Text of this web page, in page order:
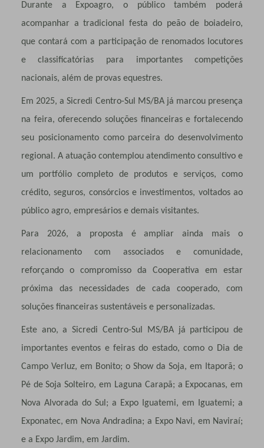
Durante a Expoagro, o público também poderá
acompanhar a tradicional festa do peão de boiadeiro,
que contará com a participação de renomados locutores
e classificatórias para importantes competições
nacionais, além de provas equestres.
Em 2025, a Sicredi Centro-Sul MS/BA já marcou presença
na feira, oferecendo soluções financeiras e fortalecendo
seu posicionamento como parceira do desenvolvimento
regional. A atuação contemplou atendimento consultivo e
um portfólio completo de produtos e serviços, como
crédito, seguros, consórcios e investimentos, voltados ao
público agro, empresários e demais visitantes.
Para 2026, a proposta é ampliar ainda mais o
relacionamento com associados e comunidade,
reforçando o compromisso da Cooperativa em estar
próxima das necessidades de cada cooperado, com
soluções financeiras sustentáveis e personalizadas.
Este ano, a Sicredi Centro-Sul MS/BA já participou de
importantes eventos e feiras do estado, como o Dia de
Campo Verluz, em Bonito; o Show da Soja, em Itaporã; o
Pé de Soja Solteiro, em Laguna Carapã; a Expocanas, em
Nova Alvorada do Sul; a Expo Iguatemi, em Iguatemi; a
Exponatec, em Nova Andradina; a Expo Navi, em Naviraí;
e a Expo Jardim, em Jardim.